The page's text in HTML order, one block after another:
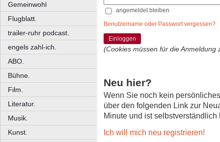
Gemeinwohl
Flugblatt.
trailer-ruhr podcast.
engels zahl-ich.
ABO.
Bühne.
Film.
Literatur.
Musik.
Kunst.
angemeldet bleiben
Benutzername oder Passwort vergessen?
Einloggen
(Cookies müssen für die Anmeldung
Neu hier?
Wenn Sie noch kein
über den folgenden Link zur
Minute und ist selbstverständlich
Ich will mich neu registrieren!